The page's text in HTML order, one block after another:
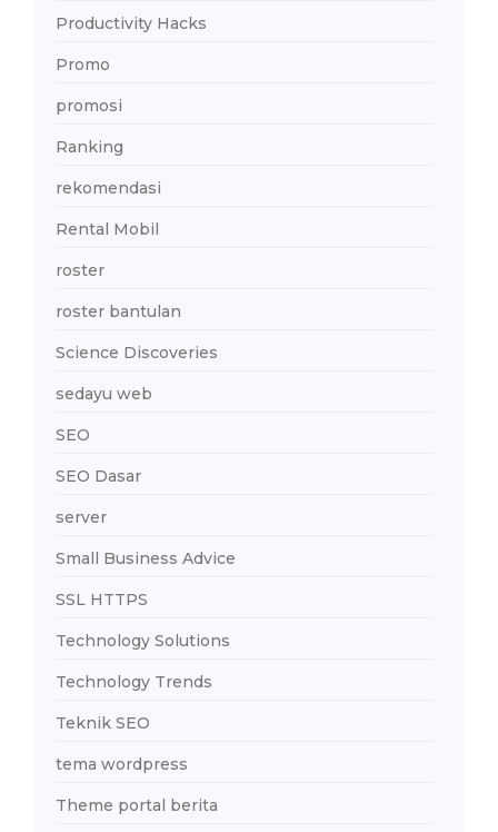
Productivity Hacks
Promo
promosi
Ranking
rekomendasi
Rental Mobil
roster
roster bantulan
Science Discoveries
sedayu web
SEO
SEO Dasar
server
Small Business Advice
SSL HTTPS
Technology Solutions
Technology Trends
Teknik SEO
tema wordpress
Theme portal berita